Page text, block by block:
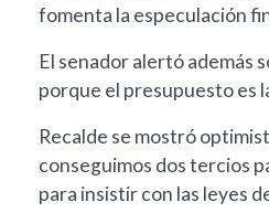
fomenta la especulación
El senador alertó además
porque el presupuesto es
Recalde se mostró
conseguimos dos tercios
para insistir con las leyes